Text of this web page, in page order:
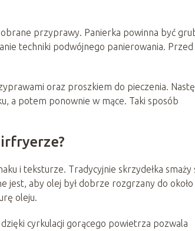
przyprawy. Panierka powinna być
techniki podwójnego panierowania. Przed
oraz proszkiem do pieczenia.
a potem ponownie w mące. Taki sposób
i teksturze. Tradycyjnie skrzydełka smaży
jest, aby olej był dobrze rozgrzany do około
oleju.
cyrkulacji gorącego powietrza pozwala